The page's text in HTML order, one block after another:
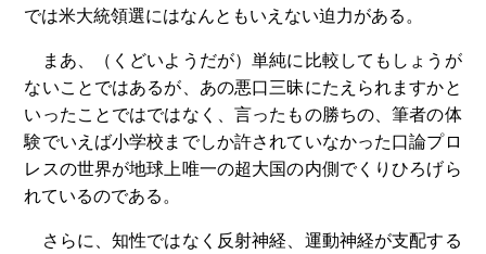
では米大統領選にはなんともいえない迫力がある。
まあ、（くどいようだが）単純に比較してもしょうが
ないことではあるが、あの悪口三昧にたえられますかと
いったことではではなく、言ったもの勝ちの、筆者の体
験でいえば小学校までしか許されていなかった口論プロ
レスの世界が地球上唯一の超大国の内側でくりひろげら
れているのである。
さらに、知性ではなく反射神経、運動神経が支配する